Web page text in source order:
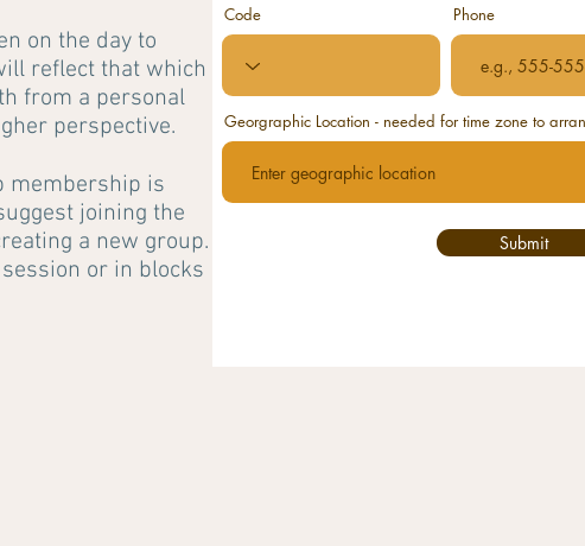
on the day to
reflect that which
from a personal
perspective.
membership is
joining the
a new group.
or in blocks
Code Phone
Georgraphic Location - needed for time zone to
Submit